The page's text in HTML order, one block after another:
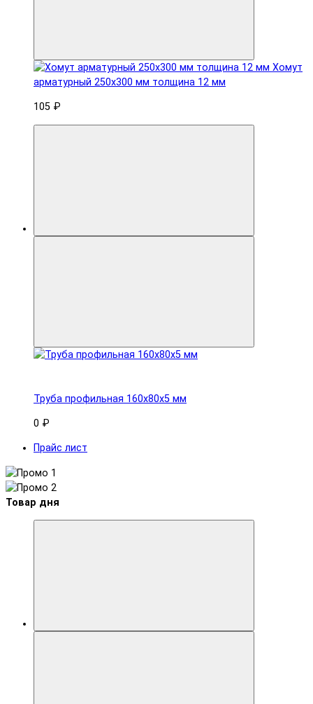
Хомут
арматурный 250x300 мм толщина 12 мм
105 ₽
Труба профильная 160x80х5 мм
0 ₽
Прайс лист
Товар дня